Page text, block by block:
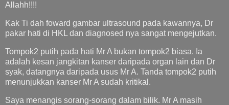
Allahh!!!!
Kak Ti dah foward gambar ultrasound pada kawannya, Dr
pakar hati di HKL dan diagnosed nya sangat mengejutkan.
Tompok2 putih pada hati Mr A bukan tompok2 biasa. Ia
adalah kesan jangkitan kanser daripada organ lain dan Dr
syak, datangnya daripada usus Mr A. Tanda tompok2 putih
menunjukkan kanser Mr A sudah kritikal.
Saya menangis sorang-sorang dalam bilik. Mr A masih